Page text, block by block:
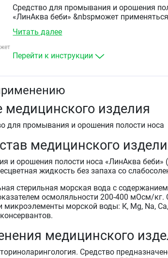
Средство для промывания и орошения
«ЛинАква беби» &nbspможет применяться
малыша с первых дней жизни
для ежедневного использования в
неблагоприятной окружающей среды,
нахождение в помещениях с
воздухом и/или центральным
воздействие загрязненного воздуха
для ежедневного использования в
профилактики и комплексного
хронических воспалительных
носа малыша (инфекционных,
острые и хронические риниты
острые и хронические синуситы
острые и хронические
аллергические и атрофические
лекарственных средств.&nbsp
Читать далее
Перейти к инструкции
изделия
для промывания и орошения полости носа
медицинского
и орошения полости носа «ЛинАква беби»
жидкость без запаха со
стерильная морская вода с
осмоляльности 200-400 мОсм/кг.
микроэлементы морской воды: К, Mg, Na, Са,
медицинского
Средство